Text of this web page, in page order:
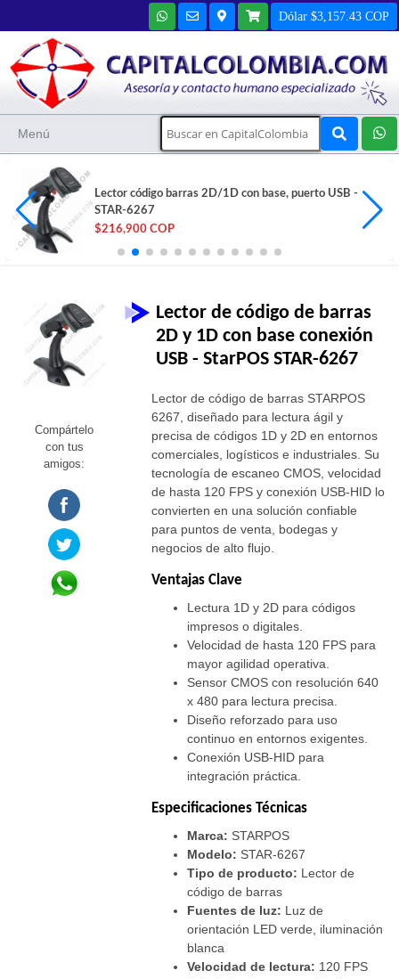
Dólar $3,157.43 COP
Menú
Tabla Digitalizadora XP-Pen Deco 640 - IT640 con lápiz
16K
$139,200 COP
Compártelo
con tus
amigos:
Lector de código de barras
2D y 1D con base conexión
USB - StarPOS STAR-6267
Lector de código de barras STARPOS
6267, diseñado para lectura ágil y
precisa de códigos 1D y 2D en entornos
comerciales, logísticos e industriales. Su
tecnología de escaneo CMOS, velocidad
de hasta 120 FPS y conexión USB-HID lo
convierten en una solución confiable
para puntos de venta, bodegas y
negocios de alto flujo.
Ventajas Clave
Lectura 1D y 2D para códigos
impresos o digitales.
Velocidad de hasta 120 FPS para
mayor agilidad operativa.
Sensor CMOS con resolución 640
x 480 para lectura precisa.
Diseño reforzado para uso
continuo en entornos exigentes.
Conexión USB-HID para
integración práctica.
Especificaciones Técnicas
Marca: STARPOS
Modelo: STAR-6267
Tipo de producto: Lector de
código de barras
Fuentes de luz: Luz de
orientación LED verde, iluminación
blanca
Velocidad de lectura: 120 FPS